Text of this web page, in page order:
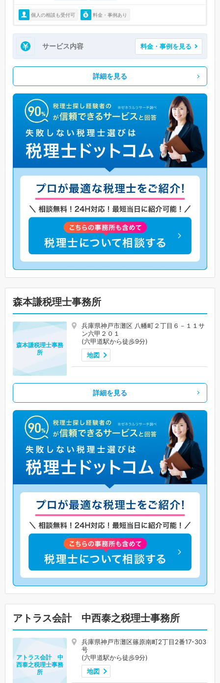
個人の相談も受付可 料金・事例あり
サービス内容 料金・事例を見る
詳細を見る
森本謙税理士事務所
兵庫県神戸市灘区 八幡町２丁目６－１１サ
ン六甲２０１
(六甲道駅から徒歩9分)
地図
森本謙税理士事務
所
詳細を見る
アトラス会計 中西泰之税理士事務所
兵庫県神戸市灘区篠原南町2丁目2番17-303
号
(六甲道駅から徒歩9分)
地図
アトラス会計 中
西泰之税理士事務
所